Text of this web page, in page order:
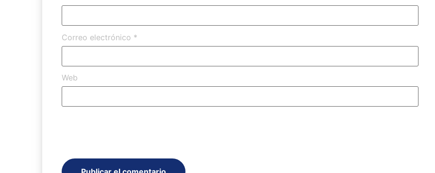
Correo electrónico *
Web